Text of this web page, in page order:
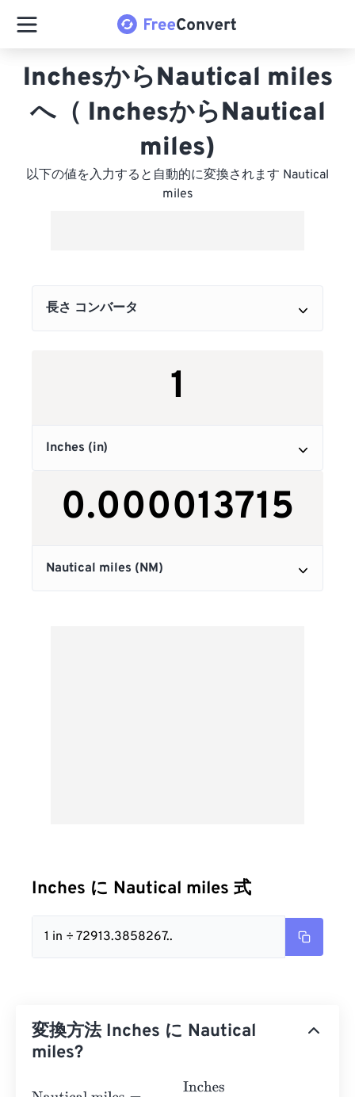
InchesからNautical miles
へ（ InchesからNautical
miles)
以下の値を入力すると自動的に変換されます Nautical
miles
Inches に Nautical miles 式
1 in ÷ 72913.3858267..
変換方法 Inches に Nautical
miles?
Nautical miles 72913.385826772